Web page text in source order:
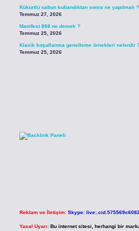
Kükürtlü sabun kullandıktan sonra ne yapılmalı ?
Temmuz 27, 2026
Manifest 888 ne demek ?
Temmuz 25, 2026
Klasik koşullanma genelleme örnekleri nelerdir
Temmuz 25, 2026
Reklam ve İletişim: Skype:
Yasal Uyarı: Bu internet sitesi, herhangi bir